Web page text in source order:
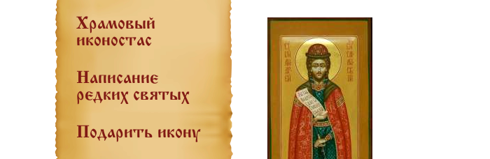
Храмовый
иконостас
Написание
редких святых
Подарить икону